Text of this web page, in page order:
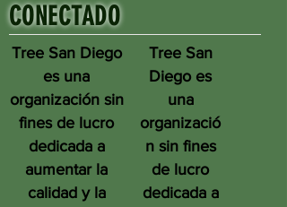
CONECTADO
Tree San Diego
es una
organización sin
fines de lucro
dedicada a
aumentar la
calidad y la
Tree San
Diego es
una
organizació
n sin fines
de lucro
dedicada a